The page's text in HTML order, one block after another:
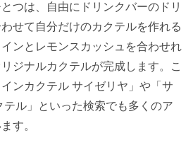
つは、自由にドリンクバーのドリ
せて自分だけのカクテルを作れる
ンとレモンスカッシュを合わせれ
ジナルカクテルが完成します。こ
ンカクテル サイゼリヤ」や「サ
ル」といった検索でも多くのア
す。